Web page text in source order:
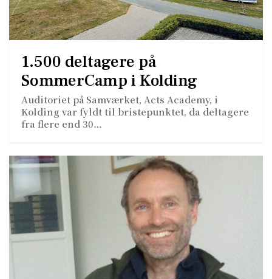
1.500 deltagere på
SommerCamp i Kolding
Auditoriet på Samværket, Acts Academy, i
Kolding var fyldt til bristepunktet, da deltagere
fra flere end 30…